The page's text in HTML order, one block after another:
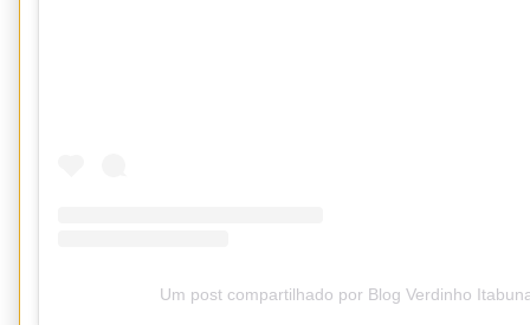
Um post compartilhado por Blog Verdinho